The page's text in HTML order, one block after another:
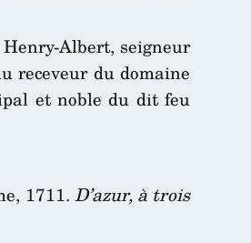
Albert, seigneur
receveur du domaine
et noble du dit feu
1711. D’azur, à trois